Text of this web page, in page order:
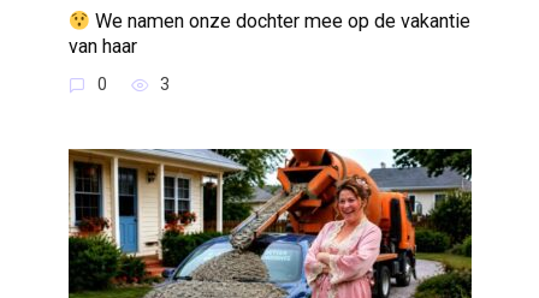
We namen onze dochter mee op de vakantie
van haar
0 3